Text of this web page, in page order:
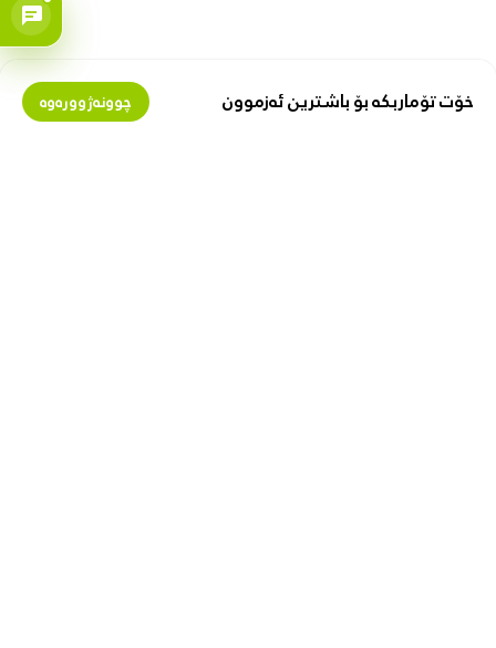
خۆت تۆماربکە بۆ باشترین ئەزموون چوونەژوورەوە